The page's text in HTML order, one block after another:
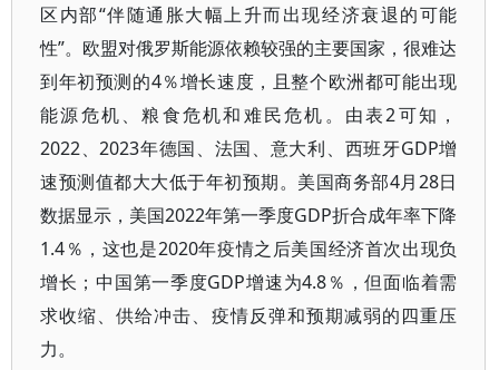
区内部“伴随通胀大幅上升而出现经济衰退的可能
性”。欧盟对俄罗斯能源依赖较强的主要国家，很难达
到年初预测的4％增长速度，且整个欧洲都可能出现
能源危机、粮食危机和难民危机。由表2可知，
2022、2023年德国、法国、意大利、西班牙GDP增
速预测值都大大低于年初预期。美国商务部4月28日
数据显示，美国2022年第一季度GDP折合成年率下降
1.4％，这也是2020年疫情之后美国经济首次出现负
增长；中国第一季度GDP增速为4.8％，但面临着需
求收缩、供给冲击、疫情反弹和预期减弱的四重压
力。